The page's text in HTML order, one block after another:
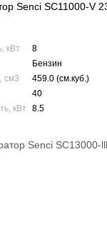
Senci SC11000-V
кВт
8
Бензин
см3
459.0 (см.куб.)
40
кВт
8.5